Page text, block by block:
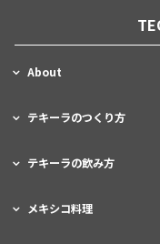
About
テキーラのつくり方
テキーラの飲み方
メキシコ料理